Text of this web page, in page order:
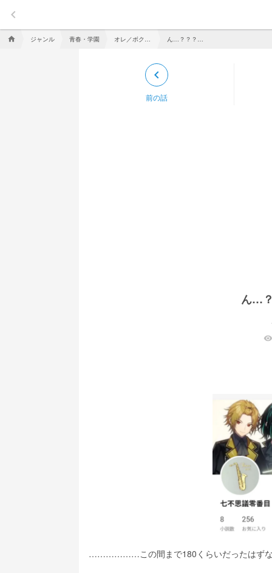
keyboard_arrow_left
home ジャンル 青春・学園
keyboard_arrow_left
前の話
ん…
visibility
………………この間まで180くらいだったはず